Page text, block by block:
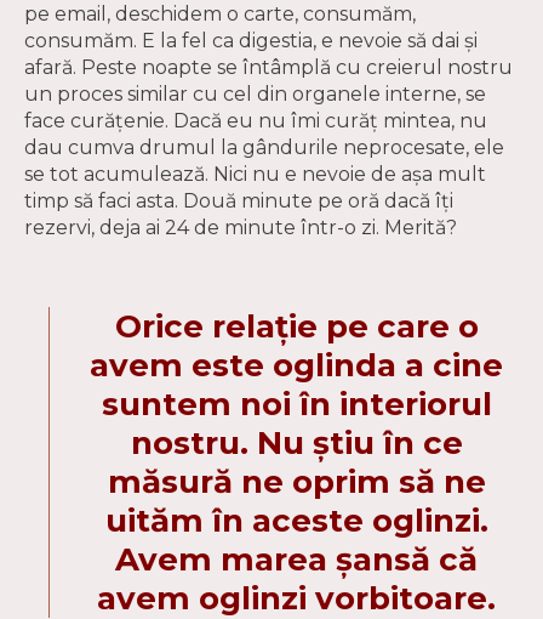
pe email, deschidem o carte, consumăm,
consumăm. E la fel ca digestia, e nevoie să dai și
afară. Peste noapte se întâmplă cu creierul nostru
un proces similar cu cel din organele interne, se
face curățenie. Dacă eu nu îmi curăț mintea, nu
dau cumva drumul la gândurile neprocesate, ele
se tot acumulează. Nici nu e nevoie de așa mult
timp să faci asta. Două minute pe oră dacă îți
rezervi, deja ai 24 de minute într-o zi. Merită?
Orice relație pe care o
avem este oglinda a cine
suntem noi în interiorul
nostru. Nu știu în ce
măsură ne oprim să ne
uităm în aceste oglinzi.
Avem marea șansă că
avem oglinzi vorbitoare.